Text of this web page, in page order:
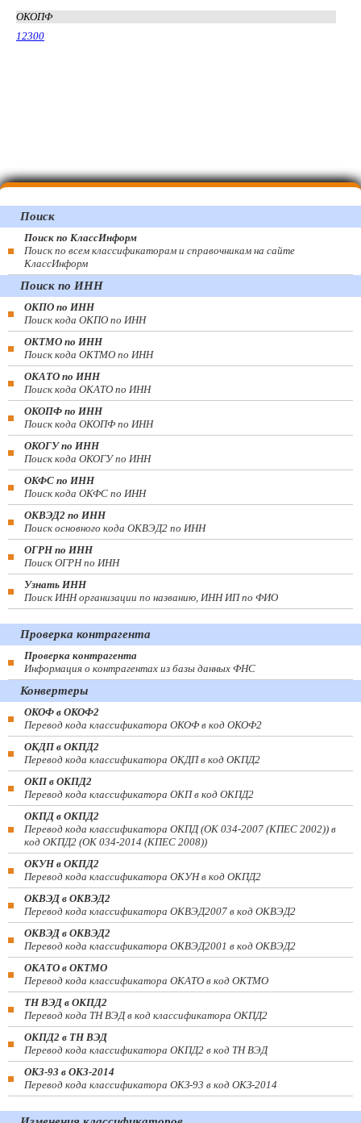
ОКОПФ
12300
Поиск
Поиск по КлассИнформ
Поиск по всем классификаторам и справочникам на сайте
КлассИнформ
Поиск по ИНН
ОКПО по ИНН
Поиск кода ОКПО по ИНН
ОКТМО по ИНН
Поиск кода ОКТМО по ИНН
ОКАТО по ИНН
Поиск кода ОКАТО по ИНН
ОКОПФ по ИНН
Поиск кода ОКОПФ по ИНН
ОКОГУ по ИНН
Поиск кода ОКОГУ по ИНН
ОКФС по ИНН
Поиск кода ОКФС по ИНН
ОКВЭД2 по ИНН
Поиск основного кода ОКВЭД2 по ИНН
ОГРН по ИНН
Поиск ОГРН по ИНН
Узнать ИНН
Поиск ИНН организации по названию, ИНН ИП по ФИО
Проверка контрагента
Проверка контрагента
Информация о контрагентах из базы данных ФНС
Конвертеры
ОКОФ в ОКОФ2
Перевод кода классификатора ОКОФ в код ОКОФ2
ОКДП в ОКПД2
Перевод кода классификатора ОКДП в код ОКПД2
ОКП в ОКПД2
Перевод кода классификатора ОКП в код ОКПД2
ОКПД в ОКПД2
Перевод кода классификатора ОКПД (ОК 034-2007 (КПЕС 2002)) в
код ОКПД2 (ОК 034-2014 (КПЕС 2008))
ОКУН в ОКПД2
Перевод кода классификатора ОКУН в код ОКПД2
ОКВЭД в ОКВЭД2
Перевод кода классификатора ОКВЭД2007 в код ОКВЭД2
ОКВЭД в ОКВЭД2
Перевод кода классификатора ОКВЭД2001 в код ОКВЭД2
ОКАТО в ОКТМО
Перевод кода классификатора ОКАТО в код ОКТМО
ТН ВЭД в ОКПД2
Перевод кода ТН ВЭД в код классификатора ОКПД2
ОКПД2 в ТН ВЭД
Перевод кода классификатора ОКПД2 в код ТН ВЭД
ОКЗ-93 в ОКЗ-2014
Перевод кода классификатора ОКЗ-93 в код ОКЗ-2014